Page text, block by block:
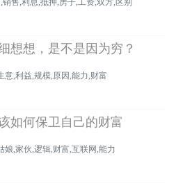
售,利息,抵押,房子,工资,双方,区别
想想，是不是因为穷？
意,利益,规模,原因,能力,财富
如何保卫自己的财富
娘,家伙,逻辑,财富,互联网,能力